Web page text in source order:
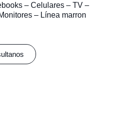
– Celulares – TV –
– Línea marron